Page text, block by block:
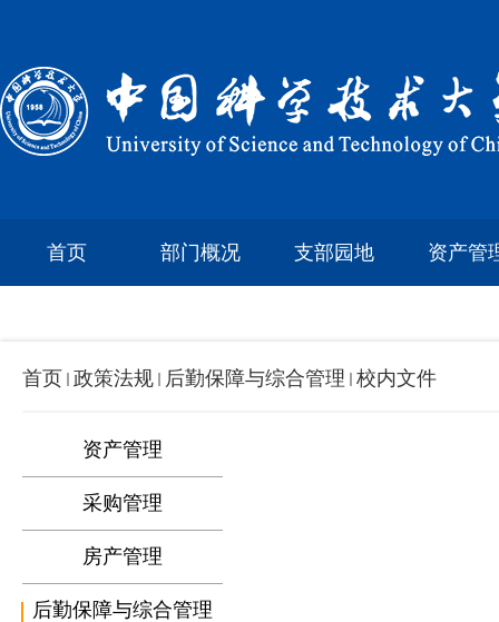
首页 部门概况 支部园地 资产管
首页 政策法规 后勤保障与综合管理 校内文件
资产管理
采购管理
房产管理
后勤保障与综合管理